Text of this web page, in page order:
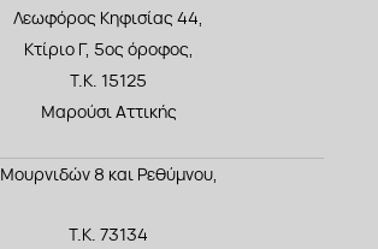
Λεωφόρος Κηφισίας 44,
Κτίριο Γ, 5ος όροφος,
Τ.Κ. 15125
Μαρούσι Αττικής
Μουρνιδών 8 και Ρεθύμνου,
Τ.Κ. 73134